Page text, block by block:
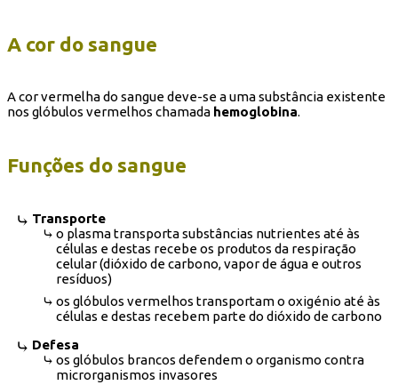
A cor do sangue
A cor vermelha do sangue deve-se a uma substância existente
nos glóbulos vermelhos chamada hemoglobina.
Funções do sangue
Transporte
o plasma transporta substâncias nutrientes até às
células e destas recebe os produtos da respiração
celular (dióxido de carbono, vapor de água e outros
resíduos)
os glóbulos vermelhos transportam o oxigénio até às
células e destas recebem parte do dióxido de carbono
Defesa
os glóbulos brancos defendem o organismo contra
microrganismos invasores